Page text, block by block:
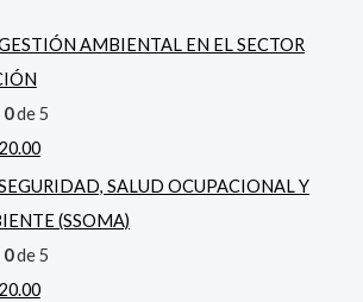
AMBIENTAL EN EL SECTOR
0de 5
SALUD OCUPACIONAL Y
(SSOMA)
0de 5